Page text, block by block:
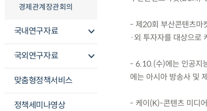
경제관계장관회의
국내연구자료
국외연구자료
맞춤형정책서비스
정책세미나영상
- 제20회 부산콘텐츠마
·외 투자자를 대상으로
- 6.10.(수)에는 인공지
에는 아시아 방송사 및
- 케이(K)-콘텐츠 미디